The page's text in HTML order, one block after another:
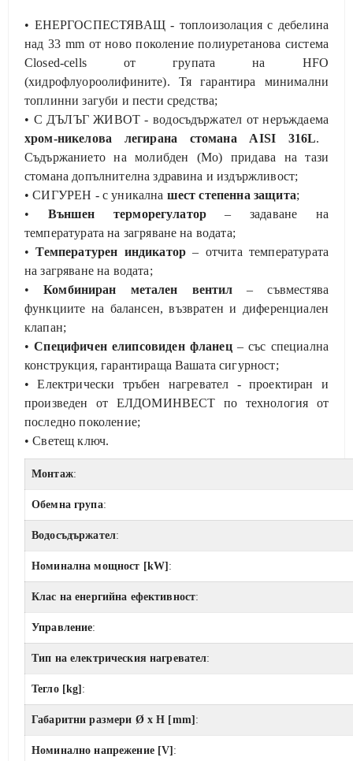
• ЕНЕРГОСПЕСТЯВАЩ - топлоизолация с дебелина
над 33 mm от ново поколение полиуретанова система
Closed-cells от групата на HFO
(хидрофлуороолифините). Тя гарантира минимални
топлинни загуби и пести средства;
• С ДЪЛЪГ ЖИВОТ - водосъдържател от неръждаема
хром-никелова легирана стомана AISI 316L.
Съдържанието на молибден (Мо) придава на тази
стомана допълнителна здравина и издържливост;
• СИГУРЕН - с уникална шест степенна защита;
• Външен терморегулатор – задаване на
температурата на загряване на водата;
•Температурен индикатор – отчита температурата
на загряване на водата;
•Комбиниран метален вентил – съвместява
функциите на балансен, възвратен и диференциален
клапан;
•Специфичен елипсовиден фланец– със специална
конструкция, гарантираща Вашата сигурност;
• Електрически тръбен нагревател - проектиран и
произведен от ЕЛДОМИНВЕСТ по технология от
последно поколение;
• Светещ ключ.
Монтаж:
Обемна група:
Водосъдържател:
Номинална мощност [kW]:
Клас на енергийна ефективност:
Управление:
Тип на електрическия нагревател:
Тегло [kg]:
Габаритни размери Ø x H [mm]:
Номинално напрежение [V]: